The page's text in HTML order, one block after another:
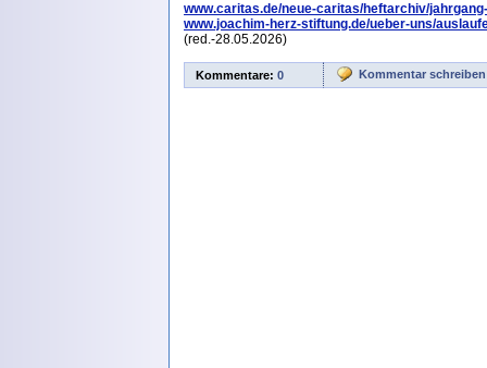
www.caritas.de/neue-caritas/heftarchiv/
www.joachim-herz-stiftung.de/ueber-uns/
(red.-28.05.2026)
Kommentare: 0 Kommentar schreiben